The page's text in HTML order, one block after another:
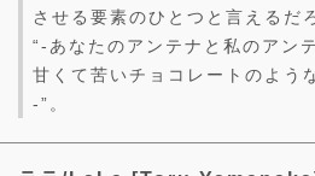
させる要素のひとつと言えるだ
“-あなたのアンテナと私のアン
甘くて苦いチョコレートのよう
-”。